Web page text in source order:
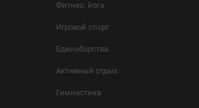
Фитнес, йога
Игровой спорт
Единоборства
Активный отдых
Гимнастика